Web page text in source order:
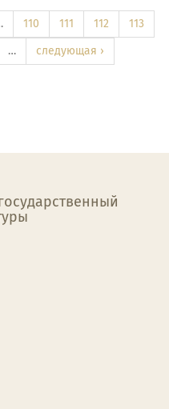
110 111 112
113
…
следующая ›